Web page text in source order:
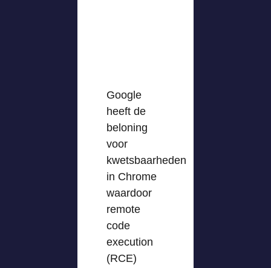
Google
heeft de
beloning
voor
kwetsbaarheden
in Chrome
waardoor
remote
code
execution
(RCE)